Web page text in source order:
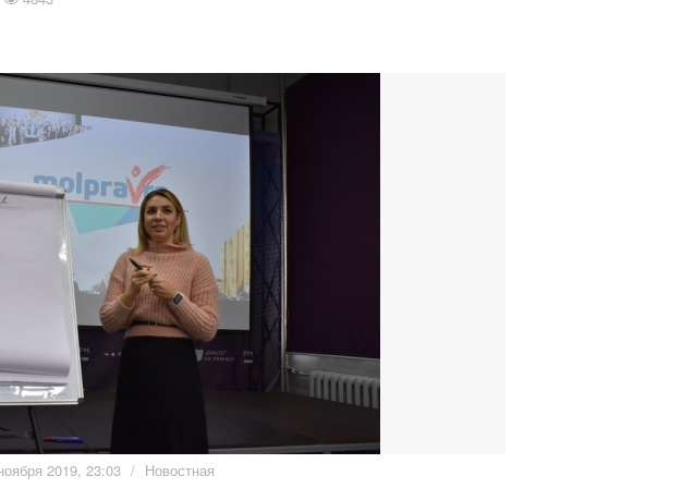
2019, 23:03 / Новостная